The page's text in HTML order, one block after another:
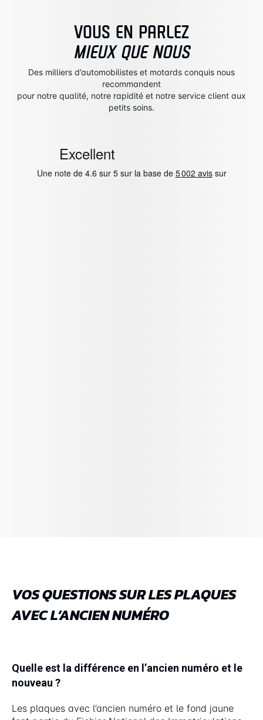
VOUS EN PARLEZ
MIEUX QUE NOUS
Des milliers d’automobilistes et motards conquis nous
recommandent
pour notre qualité, notre rapidité et notre service client aux
petits soins.
VOS QUESTIONS SUR LES PLAQUES
AVEC L’ANCIEN NUMÉRO
Quelle est la différence en l’ancien numéro et le
nouveau ?
Les plaques avec l’ancien numéro et le fond jaune